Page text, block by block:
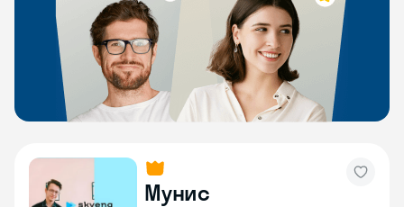
Мунис